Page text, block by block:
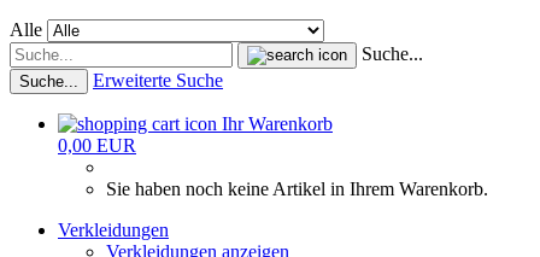
Alle
Suche...
Suche... Erweiterte Suche
Ihr Warenkorb
0,00 EUR
Sie haben noch keine Artikel in Ihrem Warenkorb.
Verkleidungen
Verkleidungen anzeigen